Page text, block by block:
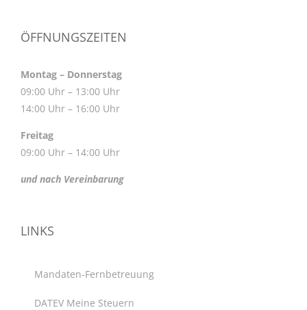
ÖFFNUNGSZEITEN
Montag – Donnerstag
09:00 Uhr – 13:00 Uhr
14:00 Uhr – 16:00 Uhr
Freitag
09:00 Uhr – 14:00 Uhr
und nach Vereinbarung
LINKS
Mandaten-Fernbetreuung
DATEV Meine Steuern